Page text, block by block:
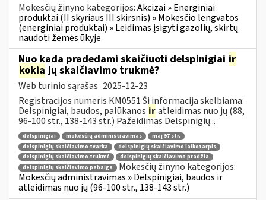
Mokesčių žinyno kategorijos:Akcizai » Energiniai
produktai (II skyriaus III skirsnis) » Mokesčio lengvatos
(energiniai produktai) » Leidimas įsigyti gazolių, skirtų
naudoti žemės ūkyje
Nuo kada pradedami skaičiuoti delspinigiai ir
kokia jų skaičiavimo trukmė?
Web turinio sąrašas 2025-12-23
Registracijos numeris KM0551 Ši informacija skelbiama:
Delspinigiai, baudos, palūkanos iratleidimas nuo jų (88,
96-100 str., 138-143 str.) Pažeidimas Delspinigių...
delspinigiai mokesčių administravimas
maį 97 str.
delspinigių skaičiavimo tvarka
delspinigių skaičiavimo laikotarpis
delspinigių skaičiavimo trukmė
delspinigių skaičiavimo pradžia
delspinigių skaičiavimo pabaiga
Mokesčių žinyno kategorijos:
Mokesčių administravimas » Delspinigiai, baudos ir
atleidimas nuo jų (96-100 str., 138-143 str.)